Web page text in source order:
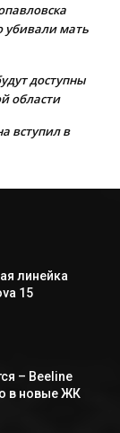
убивали мать
доступны
области
вступил в
линейка
15
– Beeline
в новые ЖК